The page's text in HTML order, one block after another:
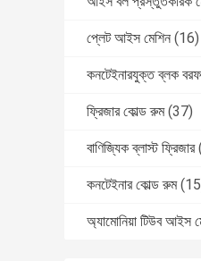
প্লেট আইস মেশিন (16)
কনটেইনারযুক্ত ব্লক
ফ্রিজার কোল্ড রুম (37)
বাণিজ্যিক ব্লাস্ট ফ্রিজার
কনটেইনার কোল্ড রুম
অ্যামোনিয়া টিউব আইস